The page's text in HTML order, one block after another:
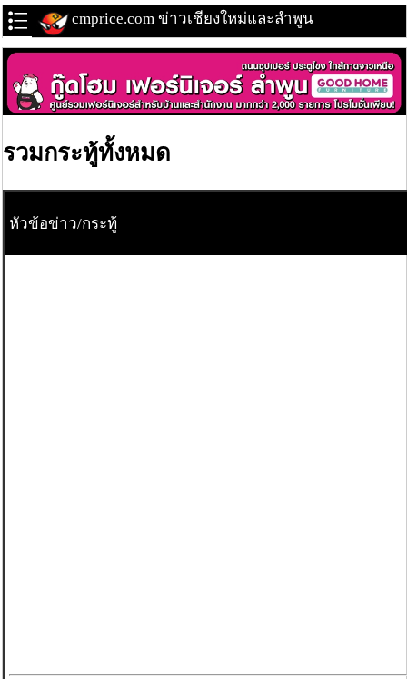
cmprice.com ข่าวเชียงใหม่และลำพูน
รวมกระทู้ทั้งหมด
หัวข้อข่าว/กระทู้